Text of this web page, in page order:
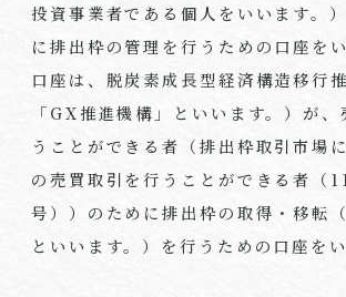
投資事業者である個人をいいます。
に排出枠の管理を行うための口座を
口座は、脱炭素成長型経済構造移行
「GX推進機構」といいます。）が
うことができる者（排出枠取引市場
の売買取引を行うことができる者（
号））のために排出枠の取得・移転
といいます。）を行うための口座をい